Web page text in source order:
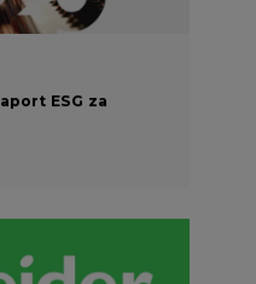
ESG za